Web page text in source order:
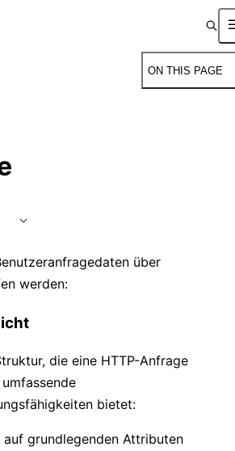
ON THIS PAGE
über
werden:
die eine HTTP-Anfrage
bietet:
auf grundlegenden Attributen